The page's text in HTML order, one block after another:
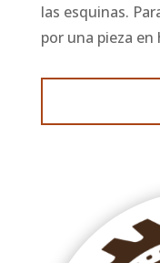
las esquinas.
por una pieza